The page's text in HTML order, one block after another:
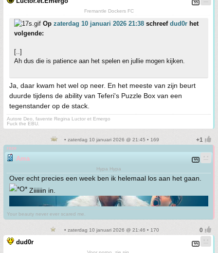
Fremantle Dockers FC
Op zaterdag 10 januari 2026 21:38 schreef dud0r het
volgende:
[..]
Ah dus die is patience aan het spelen en jullie mogen kijken.
Ja, daar kwam het wel op neer. En het meeste van zijn beurt
duurde tijdens de ability van Teferi's Puzzle Box van een
tegenstander op de stack.
Autore Deo, favente Regina Luctor et Emergo
Fuck the EBU.
• zaterdag 10 januari 2026 @ 21:45 • 169
roze
Ama
Hypa Hypa
Over echt precies een week ben ik helemaal los aan het gaan.
Ziiiiiin in.
Your beauty never ever scared me.
• zaterdag 10 januari 2026 @ 21:46 • 170
dud0r